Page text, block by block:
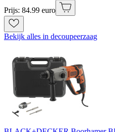
Prijs: 84.99 euro
Bekijk alles in decoupeerzaag